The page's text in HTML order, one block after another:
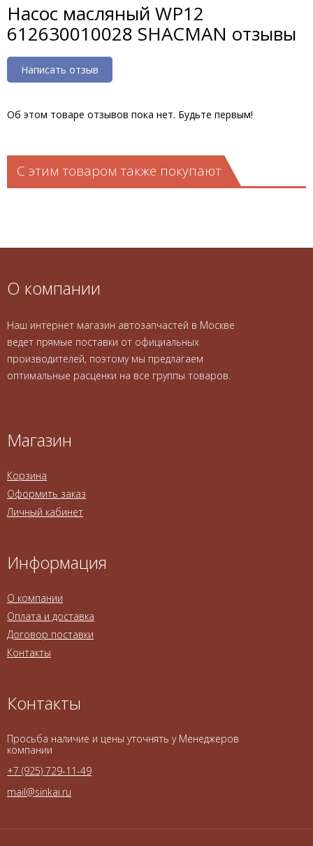
Насос масляный WP12
612630010028 SHACMAN отзывы
Написать отзыв
Об этом товаре отзывов пока нет. Будьте первым!
С этим товаром также покупают
О компании
Наш интернет магазин автозапчастей в Москве
ведет прямые поставки от официальных
производителей, поэтому мы предлагаем
оптимальные расценки на все группы товаров.
Магазин
Корзина
Оформить заказ
Личный кабинет
Информация
О компании
Оплата и доставка
Договор поставки
Контакты
Контакты
Просьба наличие и цены уточнять у Менеджеров
компании
+7 (925) 729-11-49
mail@sinkai.ru